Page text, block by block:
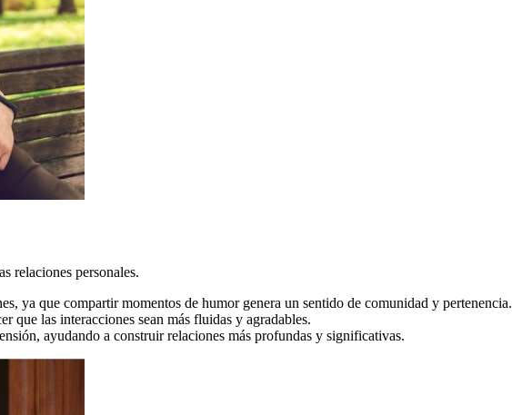
relaciones personales.
ya que compartir momentos de humor genera un sentido de comunidad y pertenencia.
que las interacciones sean más fluidas y agradables.
ayudando a construir relaciones más profundas y significativas.